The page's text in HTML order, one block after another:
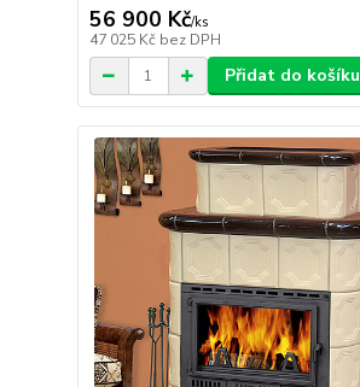
56 900 Kč/ks
47 025 Kč bez DPH
Přidat do košíku